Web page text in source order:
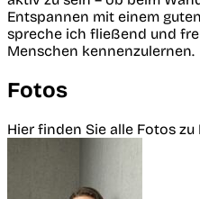
Entspannen mit einem
spreche ich fließend und
Menschen kennenzulernen.
Fotos
Hier finden Sie alle Fotos zu